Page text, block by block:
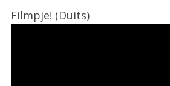
Filmpje! (Duits)